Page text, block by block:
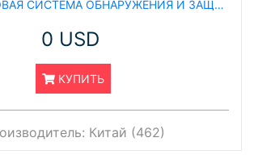
5-КИЛОМЕТРОВАЯ СИСТЕМА ОБНАРУЖЕНИЯ И ЗАЩИТЫ ОТ БЕСПИЛОТНЫХ ЛЕТАТЕЛЬНЫХ АППАРАТОВ С ИНТЕГРИРОВАННЫМ РАДАРОМ МАЛОЙ ДАЛЬНОСТИ И ОХЛАЖДАЕМОЙ ТЕПЛОВИЗИОННОЙ КАМЕРОЙ
0 USD
КУПИТЬ
Китай (462)